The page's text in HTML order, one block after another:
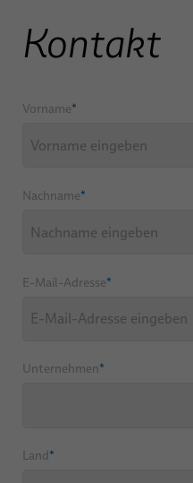
Kontakt
Vorname*
Nachname*
E-Mail-Adresse*
Unternehmen*
Land*